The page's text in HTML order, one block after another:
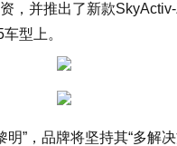
，并推出了新款
型上。
”，品牌将坚持其“多解